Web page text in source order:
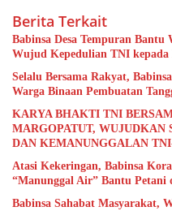
Berita Terkait
Babinsa Desa Tempuran
Wujud Kepedulian TNI kepada
Selalu Bersama Rakyat,
Warga Binaan Pembuatan
KARYA BHAKTI TNI
MARGOPATUT, WUJUDKAN
DAN KEMANUNGGALAN
Atasi Kekeringan, Babinsa
“Manunggal Air” Bantu Petani
Babinsa Sahabat Masyarakat,